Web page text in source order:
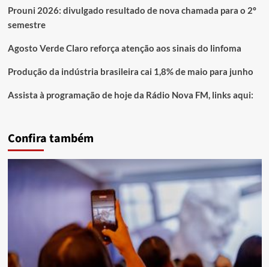
Prouni 2026: divulgado resultado de nova chamada para o 2º
semestre
Agosto Verde Claro reforça atenção aos sinais do linfoma
Produção da indústria brasileira cai 1,8% de maio para junho
Assista à programação de hoje da Rádio Nova FM, links aqui:
Confira também